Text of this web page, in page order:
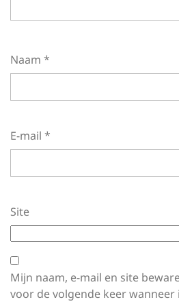
Naam *
E-mail *
Site
Mijn naam, e-mail en site
voor de volgende keer wanneer